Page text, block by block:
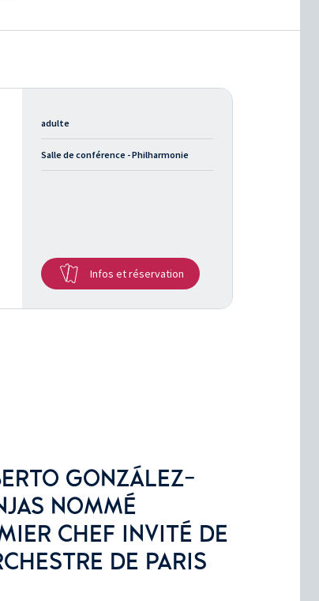
adulte
Salle de conférence - Philharmonie
Infos et réservation
GONZÁLEZ-
NOMMÉ
CHEF INVITÉ DE
DE PARIS